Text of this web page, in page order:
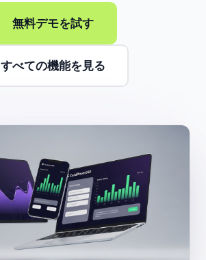
無料デモを試す
すべての機能を見る